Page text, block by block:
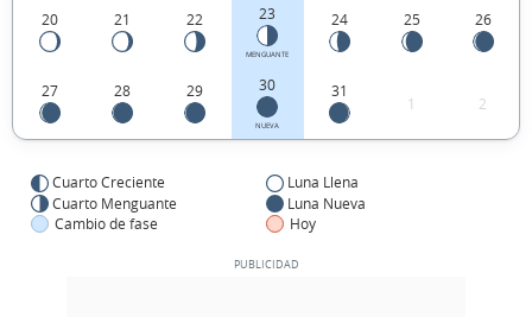
20 21 22 23
MENGUANTE
24 25 26
27 28 29 30
NUEVA
31
1 2
Cuarto Creciente
Luna Llena
Cuarto Menguante
Luna Nueva
Cambio de fase
Hoy